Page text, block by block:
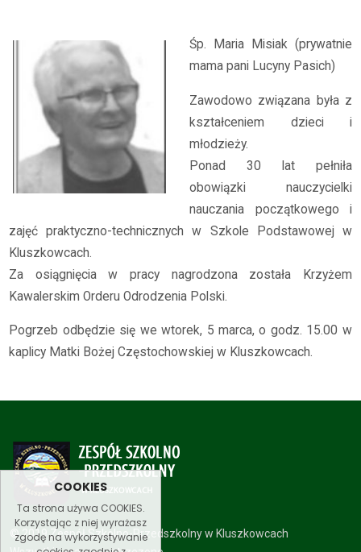
COOKIES
Ta strona używa COOKIES.
Korzystając z niej wyrażasz
zgodę na wykorzystywanie
Śp. Maria Misiak (prywatnie
mama pani Lucyny Pasich)
Zawodowo związana była z
kształceniem dzieci i
młodzieży.
Ponad 30 lat pełniła
obowiązki nauczycielki
nauczania początkowego i
zajęć praktyczno-technicznych w Szkole Podstawowej w
Kluszkowcach.
Za osiągnięcia w pracy nagrodzona została Krzyżem
Kawalerskim Orderu Odrodzenia Polski.
Pogrzeb odbędzie się we wtorek, 5 marca, o godz. 15.00 w
kaplicy Matki Bożej Częstochowskiej w Kluszkowcach.
© 2019 Zespół Szkolno-Przedszkolny w Kluszkowcach